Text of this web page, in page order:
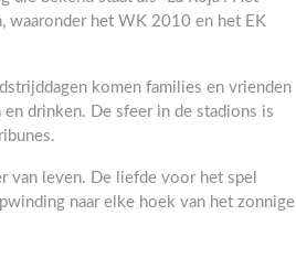
waaronder het WK 2010 en het EK
komen families en vrienden
drinken. De sfeer in de stadions is
van leven. De liefde voor het spel
naar elke hoek van het zonnige